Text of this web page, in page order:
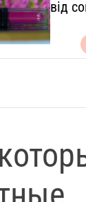
l
.
c
o
u
від